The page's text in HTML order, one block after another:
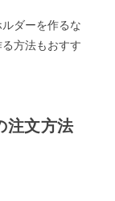
ダーを作るな
方法もおすす
注文方法